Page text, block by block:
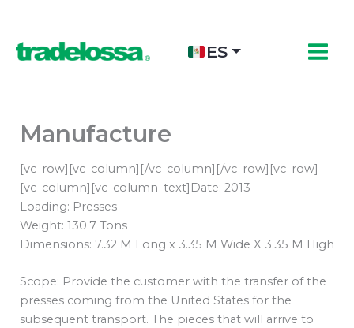
contenido
ES
Manufacture
[vc_row][vc_column][/vc_column][/vc_row][vc_row]
[vc_column][vc_column_text]Date: 2013
Loading: Presses
Weight: 130.7 Tons
Dimensions: 7.32 M Long x 3.35 M Wide X 3.35 M High
Scope: Provide the customer with the transfer of the
presses coming from the United States for the
subsequent transport. The pieces that will arrive to